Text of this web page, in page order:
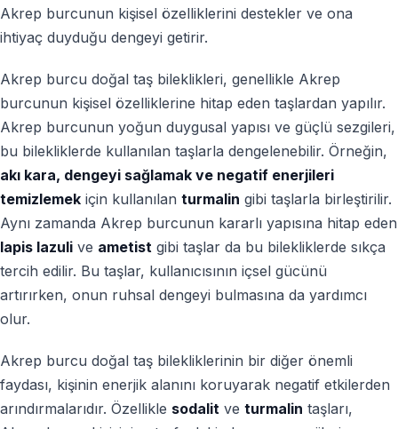
Akrep burcunun kişisel özelliklerini destekler ve ona
ihtiyaç duyduğu dengeyi getirir.
Akrep burcu doğal taş bileklikleri, genellikle Akrep
burcunun kişisel özelliklerine hitap eden taşlardan yapılır.
Akrep burcunun yoğun duygusal yapısı ve güçlü sezgileri,
bu bilekliklerde kullanılan taşlarla dengelenebilir. Örneğin,
akı kara, dengeyi sağlamak ve negatif enerjileri
temizlemek için kullanılan turmalin gibi taşlarla birleştirilir.
Aynı zamanda Akrep burcunun kararlı yapısına hitap eden
lapis lazuli ve ametist gibi taşlar da bu bilekliklerde sıkça
tercih edilir. Bu taşlar, kullanıcısının içsel gücünü
artırırken, onun ruhsal dengeyi bulmasına da yardımcı
olur.
Akrep burcu doğal taş bilekliklerinin bir diğer önemli
faydası, kişinin enerjik alanını koruyarak negatif etkilerden
arındırmalarıdır. Özellikle sodalit ve turmalin taşları,